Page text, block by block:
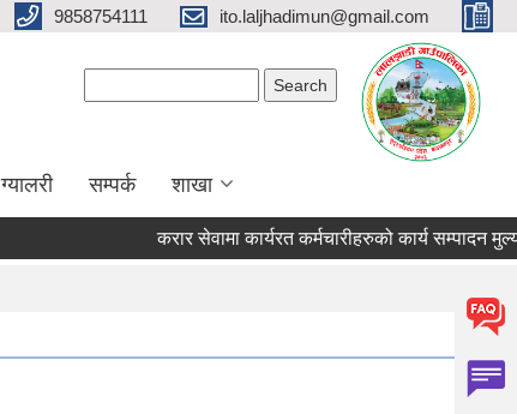
9858754111 ito.laljhadimun@gmail.com
ग्यालरी सम्पर्क शाखा
करार सेवामा कार्यरत कर्मचारीहरुको कार्य सम्पादन